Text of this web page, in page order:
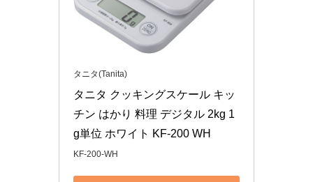
タニタ(Tanita)
タニタ クッキングスケール キッ
チン はかり 料理 デジタル 2kg 1
g単位 ホワイト KF-200 WH
KF-200-WH